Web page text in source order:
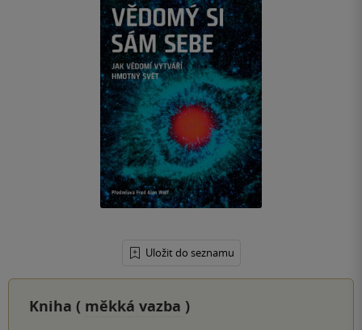
Uložit do seznamu
Kniha ( měkká vazba )